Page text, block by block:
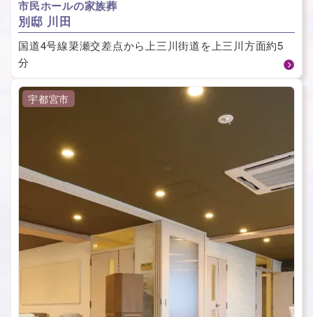
市民ホールの家族葬
別邸 川田
国道4号線簗瀬交差点から上三川街道を上三川方面約5
分
宇都宮市